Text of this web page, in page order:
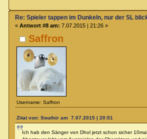
Saffron
Username: Saffron
Re: Spieler tappen im Dunkeln, nur der SL
« Antwort #8 am: 7.07.2015 | 21:26 »
Zitat von: Swafnir am 7.07.2015 | 20:51
Ich hab den Sänger von Dhol jetzt schon sicher